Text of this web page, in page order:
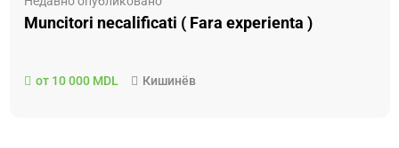
Muncitori necalificati ( Fara experienta )
от 10 000 MDL Кишинёв